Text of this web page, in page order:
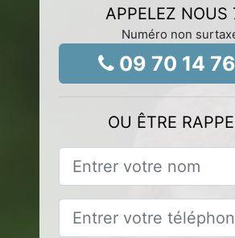
APPELEZ NOUS
Numéro non
09 70 14
OU ÊTRE